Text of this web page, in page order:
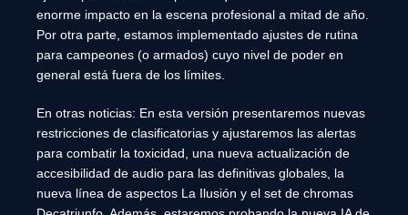
enorme impacto en la escena profesional a mitad de año.
Por otra parte, estamos implementado ajustes de rutina
para campeones (o armados) cuyo nivel de poder en
general está fuera de los límites.
En otras noticias: En esta versión presentaremos nuevas
restricciones de clasificatorias y ajustaremos las alertas
para combatir la toxicidad, una nueva actualización de
accesibilidad de audio para las definitivas globales, la
nueva línea de aspectos La Ilusión y el set de chromas